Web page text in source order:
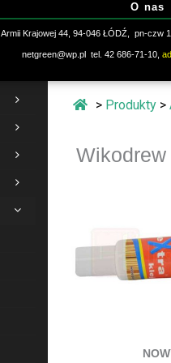
O nas
Armii Krajowej 44, 94-046 ŁÓDŹ, pn-czw
netgreen@wp.pl tel. 42 686-71-10,
> Produkty >